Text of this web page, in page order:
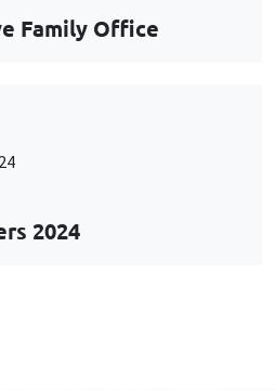
Family Office
2024